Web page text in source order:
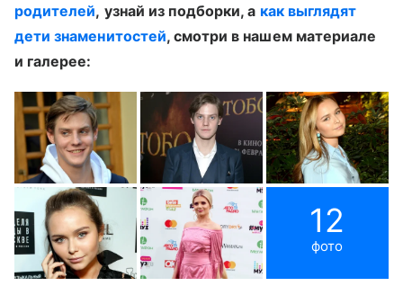
родителей, узнай из подборки, а как выглядят
дети знаменитостей, смотри в нашем материале
и галерее:
12
фото